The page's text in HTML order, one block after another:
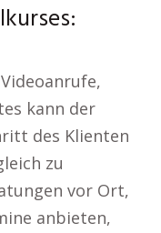
kann der
des Klienten
zu
vor Ort,
anbieten,